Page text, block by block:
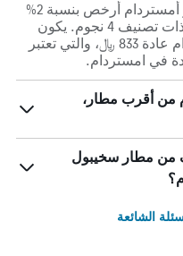
متوسط سعر الليلة في فندق رويمر أمستردام أرخص بنسبة 2%
عن الوسطي في امستردام لفنادق ذات تصنيف 4 نجوم. يكون
سعر الليلة في فندق رويمر أمستردام عادة 833 ﷼، والتي تعتبر
في امستردام.
من أقرب مطار،
من مطار سخيبول
الشائعة